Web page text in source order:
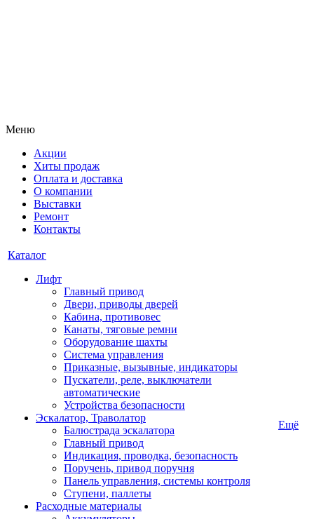
Меню
Акции
Хиты продаж
Оплата и доставка
О компании
Выставки
Ремонт
Контакты
Каталог
Лифт
Главный привод
Двери, приводы дверей
Кабина, противовес
Канаты, тяговые ремни
Оборудование шахты
Система управления
Приказные, вызывные, индикаторы
Пускатели, реле, выключатели
автоматические
Устройства безопасности
Эскалатор, Траволатор
Балюстрада эскалатора
Главный привод
Индикация, проводка, безопасность
Поручень, привод поручня
Панель управления, системы контроля
Ступени, паллеты
Расходные материалы
Ещё